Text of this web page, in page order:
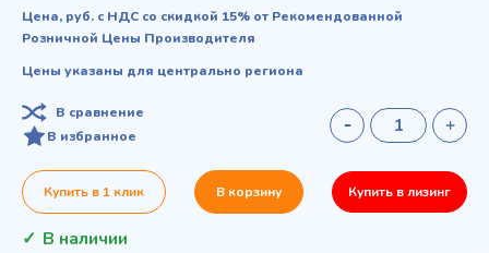
Цена, руб. с НДС со скидкой 15% от Рекомендованной
Розничной Цены Производителя
Цены указаны для центрально региона
В сравнение
В избранное
Купить в 1 клик В корзину Купить в лизинг
В наличии